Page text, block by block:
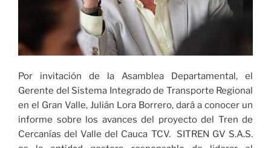
Por invitación de la Asamblea Departamental, el
Gerente del Sistema Integrado de Transporte Regional
en el Gran Valle, Julián Lora Borrero, dará a conocer un
informe sobre los avances del proyecto del Tren de
Cercanías del Valle del Cauca TCV. SITREN GV S.A.S.